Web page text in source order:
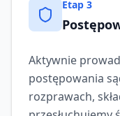
Etap 3
Aktywnie
postępowania
rozprawach,